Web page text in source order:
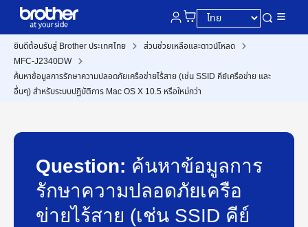
ยินดีต้อนรับสู่ Brother ประเทศไทย
ส่วนช่วยเหลือและดาวน์โหลด
MFC-J2340DW
ค้นหาข้อมูลการรักษาความปลอดภัยเครือข่ายไร้สาย (เช่น SSID คีย์เครือข่าย และ
อื่นๆ) สำหรับระบบปฏิบัติการ Mac OS X 10.5 หรือใหม่กว่า
Question: ค้นหาข้อมูลการ
รักษาความปลอดภัยเครือ
ข่ายไร้สาย (เช่น SSID คีย์